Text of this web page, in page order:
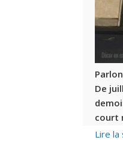
De
court
Lire la